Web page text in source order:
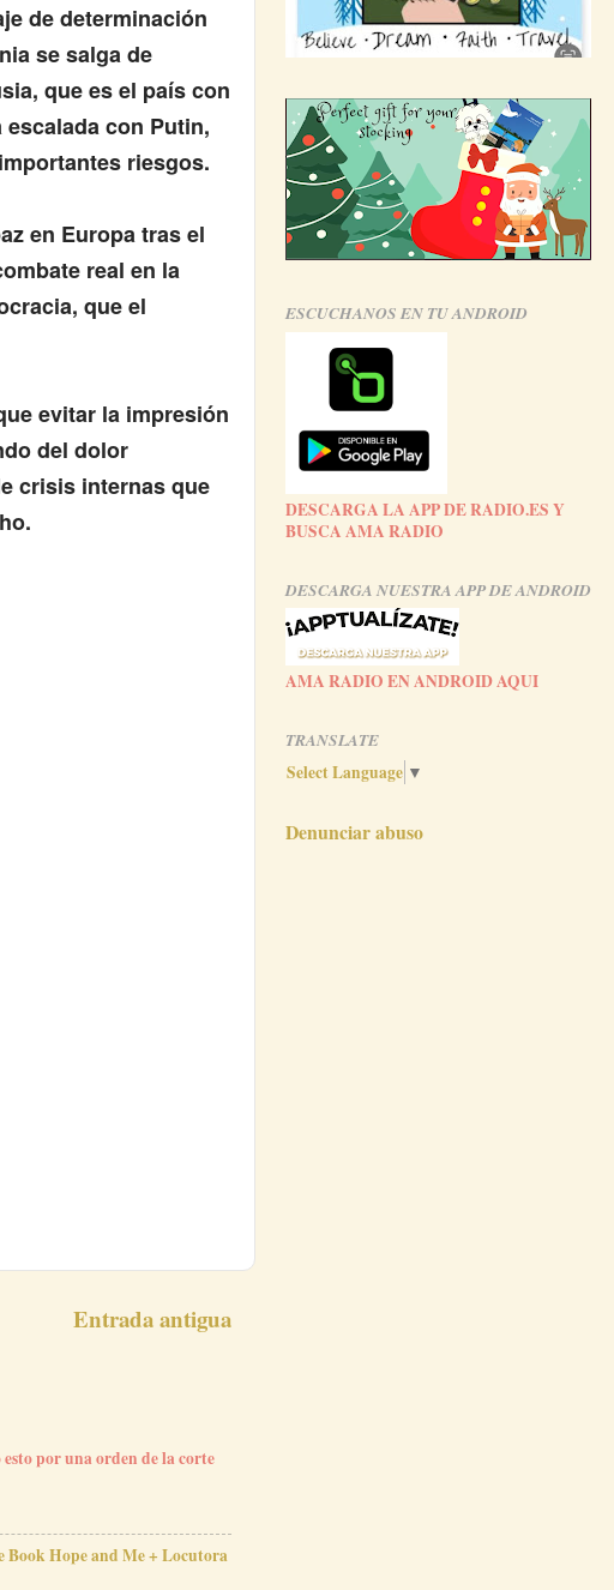
de determinación
se salga de
que es el país con
con Putin,
riesgos.
en Europa tras el
real en la
que el
evitar la impresión
del dolor
crisis internas que
Entrada antigua
por una orden de la corte
Hope and Me + Locutora
ESCUCHANOS EN TU ANDROID
DESCARGA LA APP DE RADIO.ES Y
BUSCA AMA RADIO
DESCARGA NUESTRA APP DE ANDROID
AMA RADIO EN ANDROID AQUI
TRANSLATE
Select Language ▼
Denunciar abuso